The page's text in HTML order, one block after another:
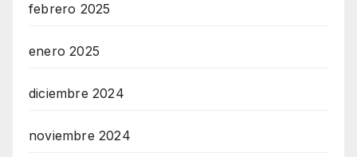
febrero 2025
enero 2025
diciembre 2024
noviembre 2024